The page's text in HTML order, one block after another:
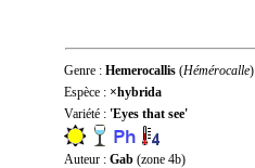
Genre : Hemerocallis (Hémérocalle)
Espèce : ×hybrida
Variété : 'Eyes that see'
Auteur : Gab (zone 4b)